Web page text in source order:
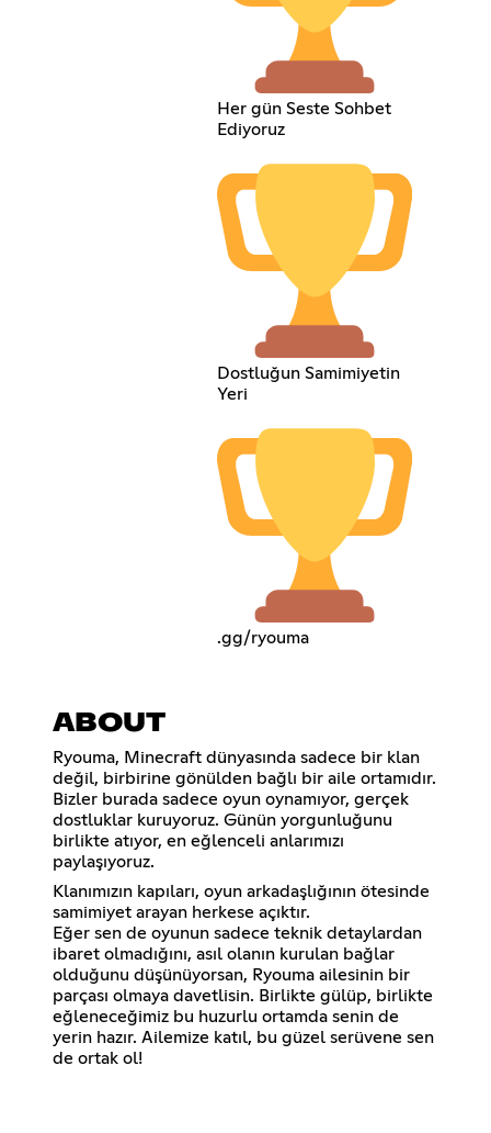
Her gün Seste Sohbet
Ediyoruz
Dostluğun Samimiyetin
Yeri
.gg/ryouma
ABOUT
Ryouma, Minecraft dünyasında sadece bir klan
değil, birbirine gönülden bağlı bir aile ortamıdır.
Bizler burada sadece oyun oynamıyor, gerçek
dostluklar kuruyoruz. Günün yorgunluğunu
birlikte atıyor, en eğlenceli anlarımızı
paylaşıyoruz.
Klanımızın kapıları, oyun arkadaşlığının ötesinde
samimiyet arayan herkese açıktır.
Eğer sen de oyunun sadece teknik detaylardan
ibaret olmadığını, asıl olanın kurulan bağlar
olduğunu düşünüyorsan, Ryouma ailesinin bir
parçası olmaya davetlisin. Birlikte gülüp, birlikte
eğleneceğimiz bu huzurlu ortamda senin de
yerin hazır. Ailemize katıl, bu güzel serüvene sen
de ortak ol!